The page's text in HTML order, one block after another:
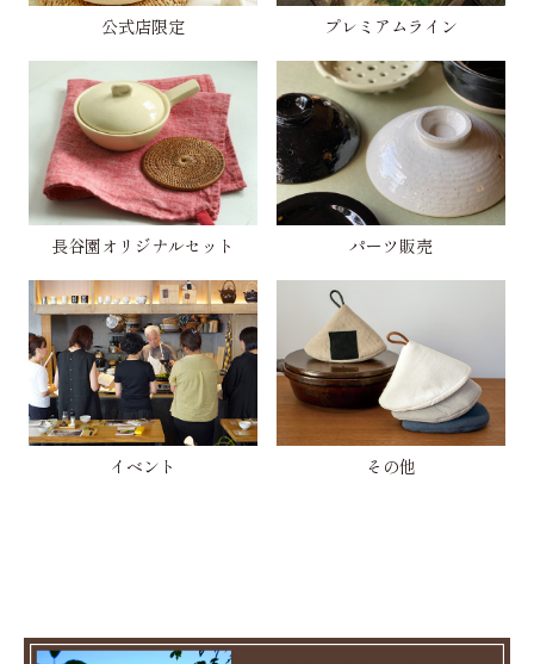
公式店限定 プレミアムライン
長谷園オリジナルセット パーツ販売
イベント その他